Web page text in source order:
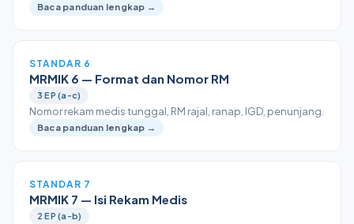
Baca panduan lengkap →
STANDAR 6
MRMIK 6 — Format dan Nomor RM
3 EP (a-c)
Nomor rekam medis tunggal, RM rajal, ranap, IGD, penunjang.
Baca panduan lengkap →
STANDAR 7
MRMIK 7 — Isi Rekam Medis
2 EP (a-b)